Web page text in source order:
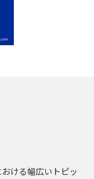
ける幅広いトピッ